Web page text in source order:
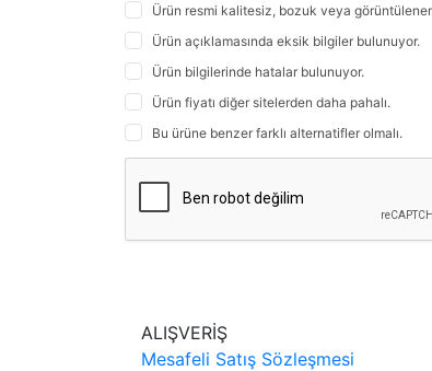
Ürün resmi kalitesiz, bozuk veya
Ürün açıklamasında eksik bilgiler bulunuyor.
Ürün bilgilerinde hatalar bulunuyor.
Ürün fiyatı diğer sitelerden daha pahalı.
Bu ürüne benzer farklı alternatifler olmalı.
ALIŞVERİŞ
Mesafeli Satış Sözleşmesi